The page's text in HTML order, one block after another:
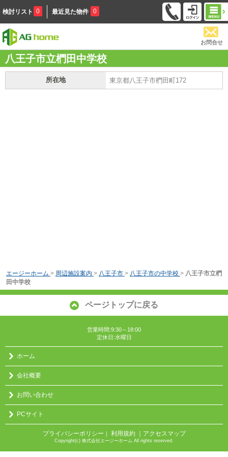
検討リスト 0 最近見た物件 0
お問合せ
八王子市立椚田中学校
所在地 東京都八王子市椚田町172
エージーホーム > 周辺施設案内 > 八王子市 > 八王子市の中学校 > 八王子市立椚
田中学校
ページトップに戻る
営業時間:9:30～18:00
定休日:水曜日
ホーム
会社概要
お問い合わせ
PCサイト
プライバシーポリシー ｜ 利用規約 ｜アクセスマップ
Copyright(c) 株式会社エージーホーム All rights reserved.